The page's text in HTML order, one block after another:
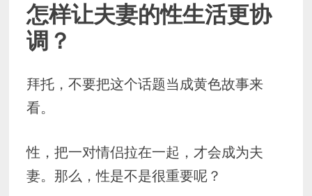
怎样让夫妻的性生活更协
调？
拜托，不要把这个话题当成黄色故事来
看。
性，把一对情侣拉在一起，才会成为夫
妻。那么，性是不是很重要呢？